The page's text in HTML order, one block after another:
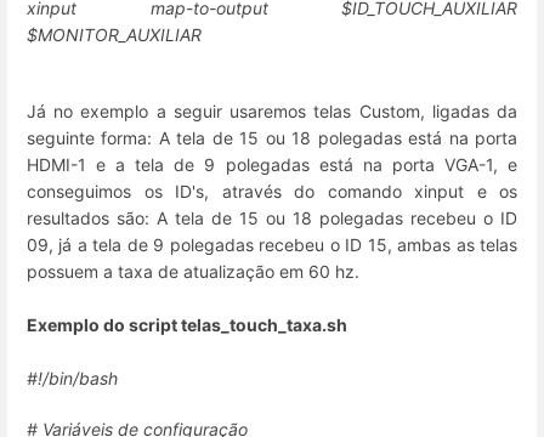
xinput map-to-output $ID_TOUCH_AUXILIAR
$MONITOR_AUXILIAR
Já no exemplo a seguir usaremos telas Custom, ligadas da
seguinte forma: A tela de 15 ou 18 polegadas está na porta
HDMI-1 e a tela de 9 polegadas está na porta VGA-1, e
conseguimos os ID's, através do comando xinput e os
resultados são: A tela de 15 ou 18 polegadas recebeu o ID
09, já a tela de 9 polegadas recebeu o ID 15, ambas as telas
possuem a taxa de atualização em 60 hz.
Exemplo do script telas_touch_taxa.sh
#!/bin/bash
# Variáveis de configuração